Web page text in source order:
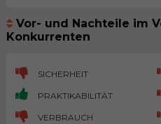
Vor- und Nachteile im
Konkurrenten
SICHERHEIT
PRAKTIKABILITÄT
VERBRAUCH